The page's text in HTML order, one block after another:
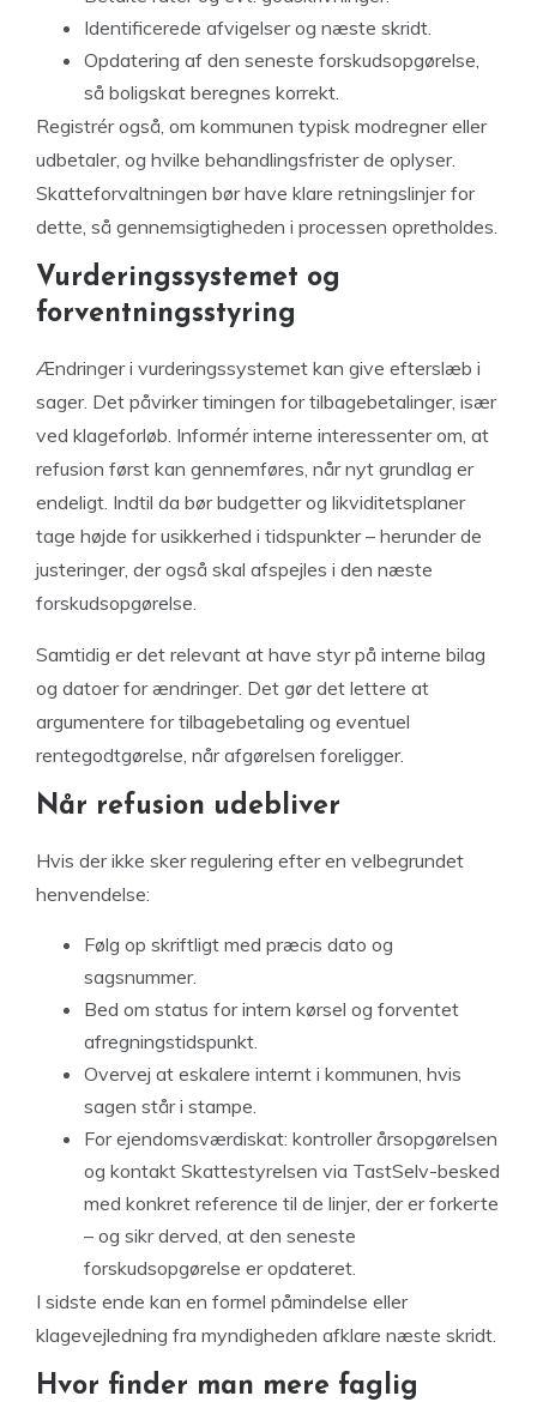
Identificerede afvigelser og næste skridt.
Opdatering af den seneste forskudsopgørelse,
så boligskat beregnes korrekt.
Registrér også, om kommunen typisk modregner eller
udbetaler, og hvilke behandlingsfrister de oplyser.
Skatteforvaltningen bør have klare retningslinjer for
dette, så gennemsigtigheden i processen opretholdes.
Vurderingssystemet og
forventningsstyring
Ændringer i vurderingssystemet kan give efterslæb i
sager. Det påvirker timingen for tilbagebetalinger, især
ved klageforløb. Informér interne interessenter om, at
refusion først kan gennemføres, når nyt grundlag er
endeligt. Indtil da bør budgetter og likviditetsplaner
tage højde for usikkerhed i tidspunkter – herunder de
justeringer, der også skal afspejles i den næste
forskudsopgørelse.
Samtidig er det relevant at have styr på interne bilag
og datoer for ændringer. Det gør det lettere at
argumentere for tilbagebetaling og eventuel
rentegodtgørelse, når afgørelsen foreligger.
Når refusion udebliver
Hvis der ikke sker regulering efter en velbegrundet
henvendelse:
Følg op skriftligt med præcis dato og
sagsnummer.
Bed om status for intern kørsel og forventet
afregningstidspunkt.
Overvej at eskalere internt i kommunen, hvis
sagen står i stampe.
For ejendomsværdiskat: kontroller årsopgørelsen
og kontakt Skattestyrelsen via TastSelv-besked
med konkret reference til de linjer, der er forkerte
– og sikr derved, at den seneste
forskudsopgørelse er opdateret.
I sidste ende kan en formel påmindelse eller
klagevejledning fra myndigheden afklare næste skridt.
Hvor finder man mere faglig